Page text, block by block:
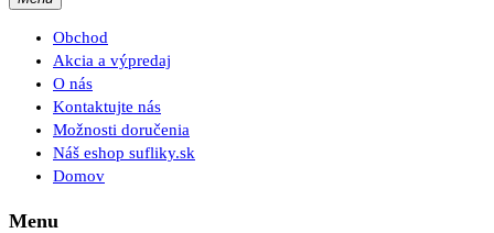
Obchod
Akcia a výpredaj
O nás
Kontaktujte nás
Možnosti doručenia
Náš eshop sufliky.sk
Domov
Menu